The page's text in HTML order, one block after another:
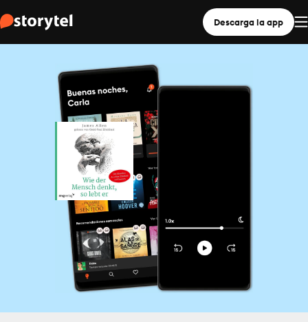
Descarga la app